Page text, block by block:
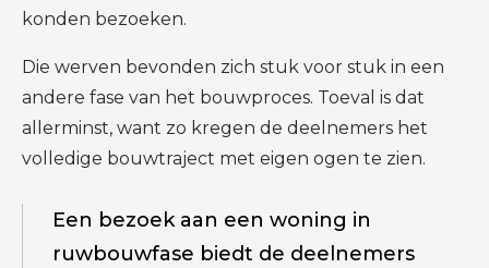
konden bezoeken.
Die werven bevonden zich stuk voor stuk in een
andere fase van het bouwproces. Toeval is dat
allerminst, want zo kregen de deelnemers het
volledige bouwtraject met eigen ogen te zien.
Een bezoek aan een woning in
ruwbouwfase biedt de deelnemers